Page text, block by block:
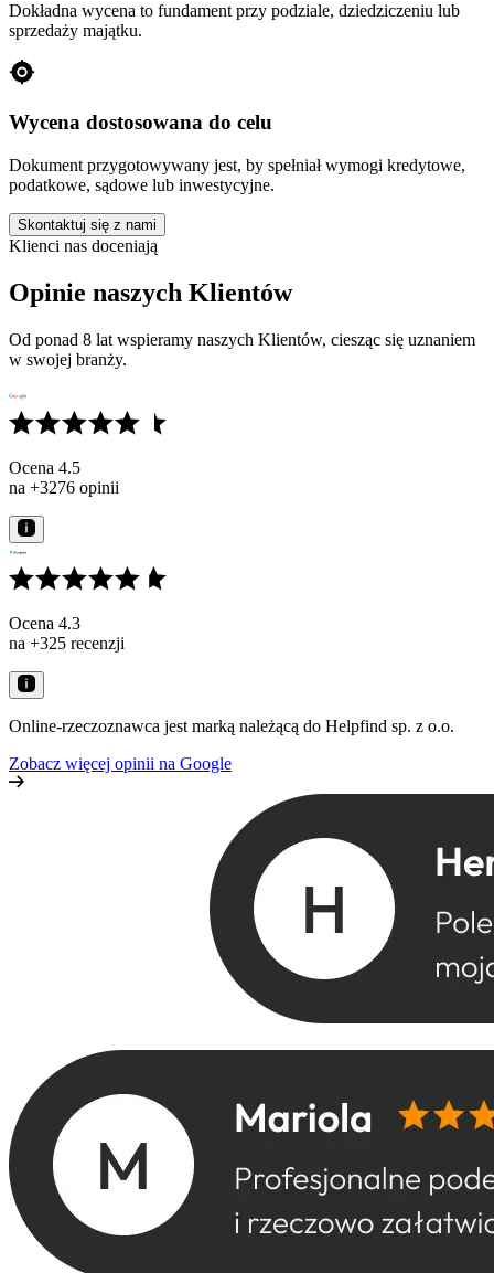
Dokładna wycena to fundament przy podziale, dziedziczeniu lub
sprzedaży majątku.
Wycena dostosowana do celu
Dokument przygotowywany jest, by spełniał wymogi kredytowe,
podatkowe, sądowe lub inwestycyjne.
Skontaktuj się z nami
Klienci nas doceniają
Opinie naszych Klientów
Od ponad 8 lat wspieramy naszych Klientów, ciesząc się uznaniem
w swojej branży.
Ocena 4.5
na +3276 opinii
Ocena 4.3
na +325 recenzji
Online-rzeczoznawca jest marką należącą do Helpfind sp. z o.o.
Zobacz więcej opinii na Google